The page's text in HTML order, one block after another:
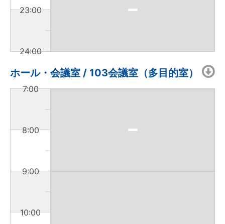
23:00
24:00
ホール・会議室 / 103会議室（多目的室）
7:00
8:00
9:00
10:00